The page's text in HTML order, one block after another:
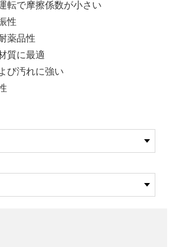
転で摩擦係数が小さい
性
薬品性
質に最適
び汚れに強い